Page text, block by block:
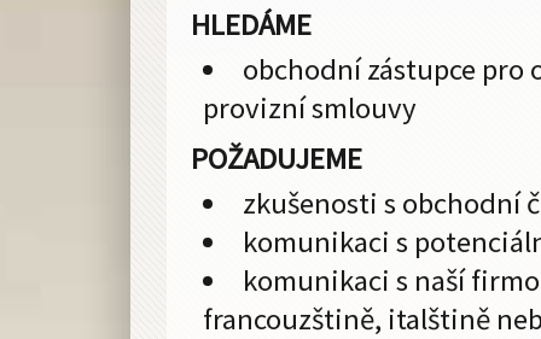
HLEDÁME
obchodní zástupce pro
provizní smlouvy
POŽADUJEME
zkušenosti s
komunikaci s
komunikaci s naší
francouzštině, italštině